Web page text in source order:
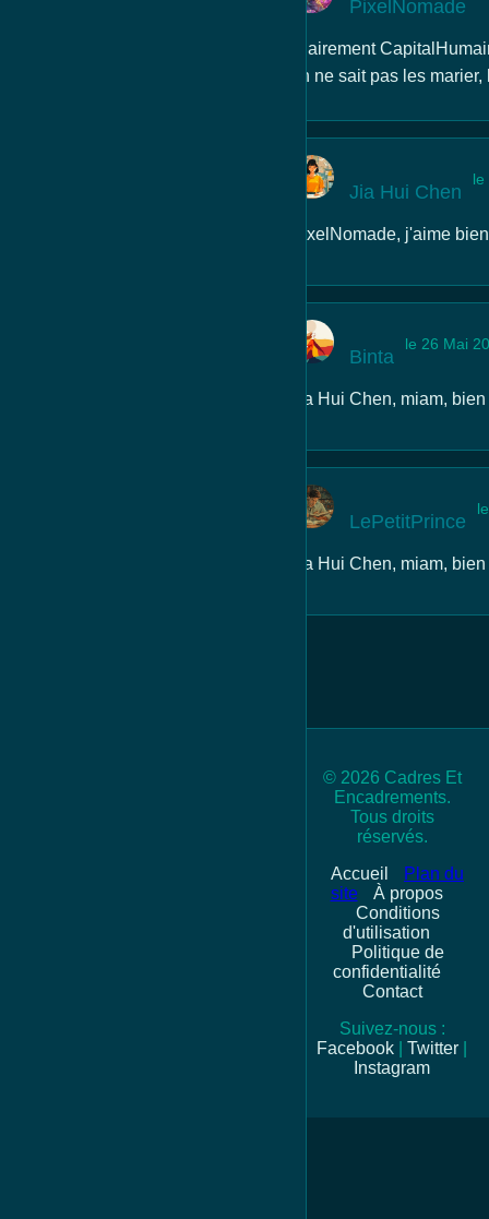
PixelNomade
Clairement
on ne sait pas les
Jia Hui Chen
le
PixelNomade, j'aime
Binta
le 26 Mai
Jia Hui Chen, miam,
LePetitPrince
Jia Hui Chen, miam,
© 2026 Cadres Et
Encadrements.
Tous droits
réservés.
Accueil
Plan du
site
À propos
Conditions
d'utilisation
Politique de
confidentialité
Contact
Suivez-nous :
Facebook
Twitter
Instagram